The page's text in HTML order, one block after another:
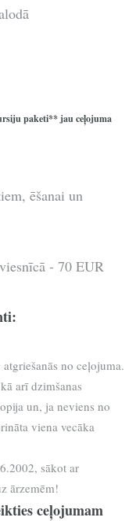
paketi** jau ceļojuma
ēšanai un
- 70 EUR
no ceļojuma.
arī dzimšanas
un, ja neviens no
viena vecāka
sākot ar
ārzemēm!
ceļojumam